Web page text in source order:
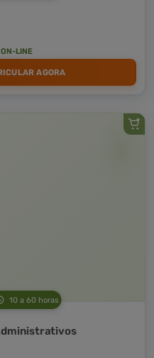
LINE
AGORA
10 a 60 horas